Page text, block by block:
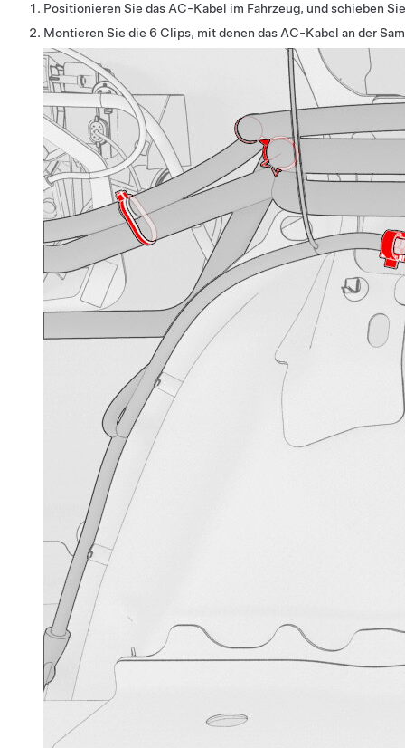
Positionieren Sie das AC-Kabel im Fahrzeug, und schieben
Montieren Sie die 6 Clips, mit denen das AC-Kabel an der